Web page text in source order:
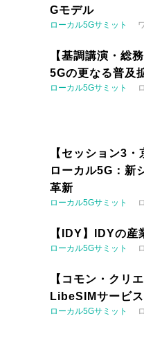
Gモデル
ローカル5Gサミット
【基調講演・総
5Gの更なる普及
ローカル5Gサミット
【セッション3
ローカル5G：新
革新
ローカル5Gサミット
【IDY】IDYの
ローカル5Gサミット
【コモン・クリ
LibeSIMサービ
ローカル5Gサミット